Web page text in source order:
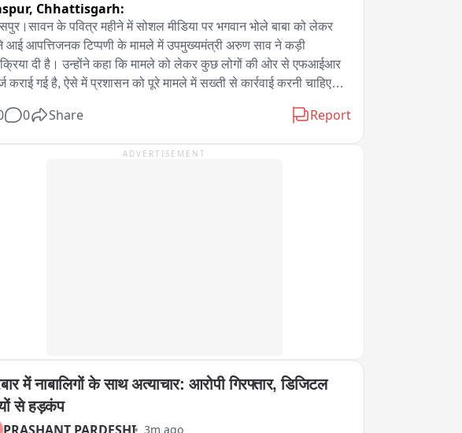
कहा कि झारखंड की जनता और छात्र सब कुछ देख रहे हैं और इस तरह की
कतई बर्दाश्त नहीं की जाएगी。
Chhattisgarh:
के पवित्र महीने में सोशल मीडिया पर भगवान भोले बाबा को लेकर
आई आपत्तिजनक टिप्पणी के मामले में उपमुख्यमंत्री अरुण साव ने कड़ी
दी है। उन्होंने कहा कि मामले को लेकर कुछ लोगों की ओर से एफआईआर
कराई गई है, ऐसे में प्रशासन को पूरे मामले में सख्ती से कार्रवाई करनी चाहिए।
आहत होती हैं और ऐसे कृत्य को गंभीरता से लिया जाना चाहिए। उन्होंने
में कोई भी व्यक्ति धार्मिक भावनाओं को ठेस पहुंचाने वाली टिप्पणी करने से
0 Share Report
ADVERTISEMENT
में नाबालिगों के साथ अत्याचार: आरोपी गिरफ्तार, डिजिटल
से हड़कंप
3m ago